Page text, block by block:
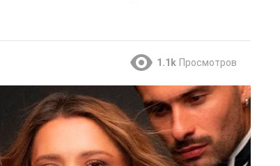
1.1k Просмотров